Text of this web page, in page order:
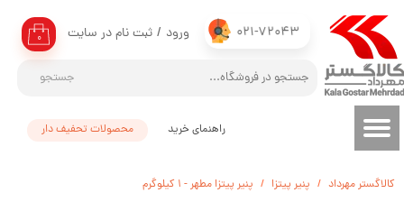
021-72043
جستجو
۰ ورود / ثبت نام در سایت
حساب کاربری من
تغییر گذر واژه
سفارشات
محصولات تحفیف دار راهنمای خرید
کالاگستر مهرداد پنیر پیتزا پنیر پیتزا مطهر - 1 کیلوگرم